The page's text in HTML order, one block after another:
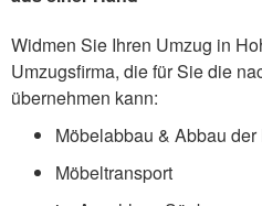
Widmen Sie Ihren Umzug in
Umzugsfirma, die für Sie die
übernehmen kann:
Möbelabbau & Abbau
Möbeltransport